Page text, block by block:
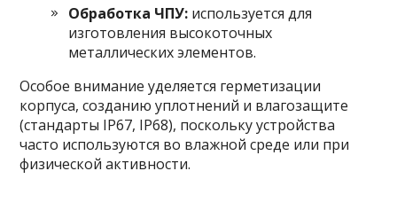
Обработка ЧПУ: используется для
изготовления высокоточных
металлических элементов.
Особое внимание уделяется герметизации
корпуса, созданию уплотнений и влагозащите
(стандарты IP67, IP68), поскольку устройства
часто используются во влажной среде или при
физической активности.